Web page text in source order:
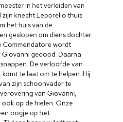
in het verleiden van
zijn knecht Leporello thuis
het huis van de
geslopen om diens dochter
Commendatore wordt
gedood. Daarna
De verloofde van
te laat om te helpen. Hij
zijn schoonvader te
van Giovanni,
op de hielen. Onze
oogje op het